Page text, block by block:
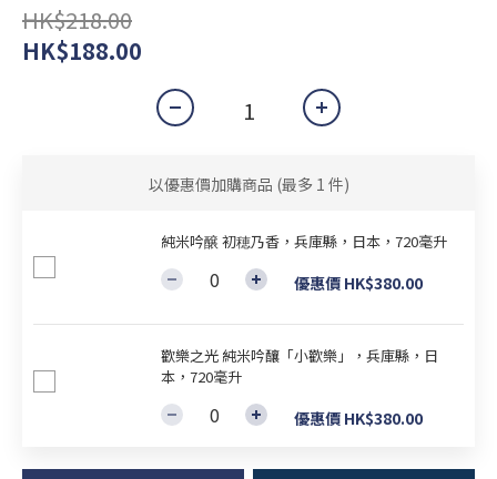
HK$218.00
HK$188.00
以優惠價加購商品 (最多 1 件)
純米吟醸 初穂乃香，兵庫縣，日本，720毫升
優惠價 HK$380.00
歡樂之光 純米吟釀「小歡樂」，兵庫縣，日
本，720毫升
優惠價 HK$380.00